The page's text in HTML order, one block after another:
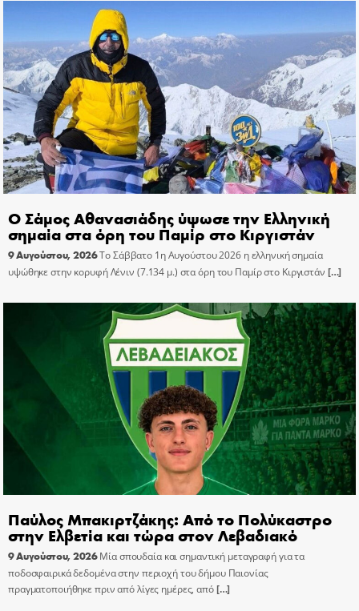
Ο Σάμος Αθανασιάδης ύψωσε την Ελληνική
σημαία στα όρη του Παμίρ στο Κιργιστάν
9 Αυγούστου, 2026Το Σάββατο 1η Αυγούστου 2026 η ελληνική σημαία
υψώθηκε στην κορυφή Λένιν (7.134 μ.) στα όρη του Παμίρ στο Κιργιστάν […]
Παύλος Μπακιρτζάκης: Από το Πολύκαστρο
στην Ελβετία και τώρα στον Λεβαδιακό
9 Αυγούστου, 2026 Μία σπουδαία και σημαντική μεταγραφή για τα
ποδοσφαιρικά δεδομένα στην περιοχή του δήμου Παιονίας
πραγματοποιήθηκε πριν από λίγες ημέρες, από[…]